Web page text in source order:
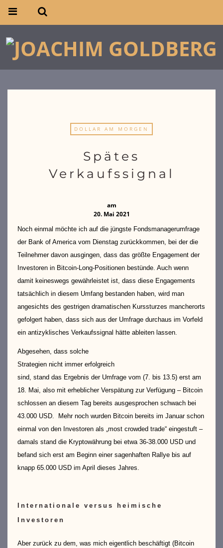
DOLLAR AM MORGEN
Spätes
Verkaufssignal
am
20. Mai 2021
Noch einmal möchte ich auf die jüngste Fondsmanagerumfrage
der Bank of America vom Dienstag zurückkommen, bei der die
Teilnehmer davon ausgingen, dass das größte Engagement der
Investoren in Bitcoin-Long-Positionen bestünde. Auch wenn
damit keineswegs gewährleistet ist, dass diese Engagements
tatsächlich in diesem Umfang bestanden haben, wird man
angesichts des gestrigen dramatischen Kurssturzes mancherorts
gefolgert haben, dass sich aus der Umfrage durchaus im Vorfeld
ein antizyklisches Verkaufssignal hätte ableiten lassen.
Abgesehen, dass solche
Strategien nicht immer erfolgreich
sind, stand das Ergebnis der Umfrage vom (7. bis 13.5) erst am
18. Mai, also mit erheblicher Verspätung zur Verfügung – Bitcoin
schlossen an diesem Tag bereits ausgesprochen schwach bei
43.000 USD. Mehr noch wurden Bitcoin bereits im Januar schon
einmal von den Investoren als „most crowded trade“ eingestuft –
damals stand die Kryptowährung bei etwa 36-38.000 USD und
befand sich erst am Beginn einer sagenhaften Rallye bis auf
knapp 65.000 USD im April dieses Jahres.
Internationale versus heimische
Investoren
Aber zurück zu dem, was mich eigentlich beschäftigt (Bitcoin